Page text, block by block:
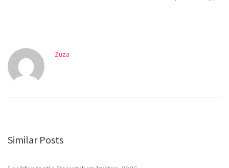
Zuza
Similar Posts